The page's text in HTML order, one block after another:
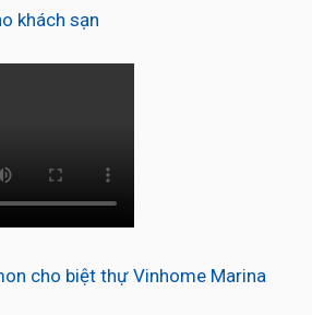
khách sạn
cho biệt thự Vinhome Marina